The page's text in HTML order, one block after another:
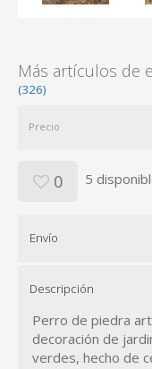
Más artículos de
(326)
Precio
0 5
Envío
Descripción
Perro de piedra
decoración de
verdes, hecho de